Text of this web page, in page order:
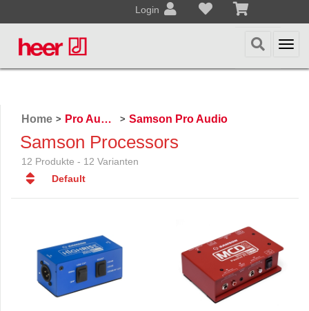
Login
Home > Pro Audio, Mics, Stands > Samson Pro Audio
Samson Processors
12 Produkte - 12 Varianten
Default
Default
Name
Name
Preis